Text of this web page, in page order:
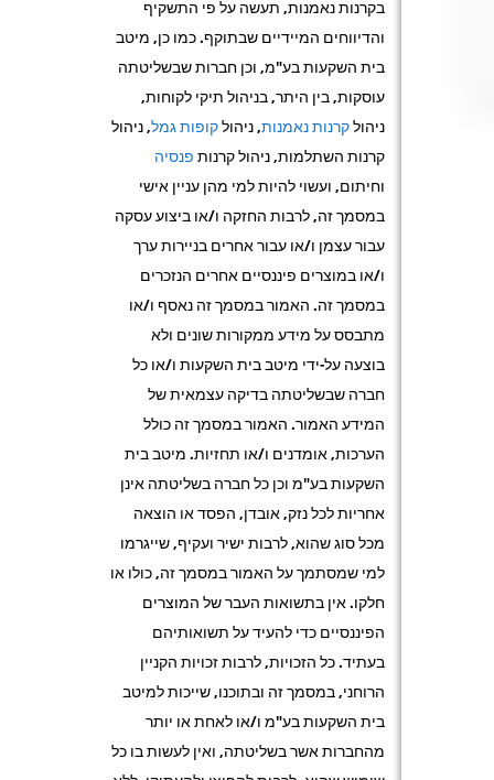
בקרנות נאמנות, תעשה על פי התשקיף
והדיווחים המיידיים שבתוקף. כמו כן, מיטב
בית השקעות בע"מ, וכן חברות שבשליטתה
עוסקות, בין היתר, בניהול תיקי לקוחות,
ניהולקרנות נאמנות, ניהולקופות גמל, ניהול
קרנות השתלמות, ניהול קרנות פנסיה
וחיתום, ועשוי להיות למי מהן עניין אישי
במסמך זה, לרבות החזקה ו/או ביצוע עסקה
עבור עצמן ו/או עבור אחרים בניירות ערך
ו/או במוצרים פיננסיים אחרים הנזכרים
במסמך זה. האמור במסמך זה נאסף ו/או
מתבסס על מידע ממקורות שונים ולא
בוצעה על-ידי מיטב בית השקעות ו/או כל
חברה שבשליטתה בדיקה עצמאית של
המידע האמור. האמור במסמך זה כולל
הערכות, אומדנים ו/או תחזיות. מיטב בית
השקעות בע"מ וכן כל חברה בשליטתה אינן
אחריות לכל נזק, אובדן, הפסד או הוצאה
מכל סוג שהוא, לרבות ישיר ועקיף, שייגרמו
למי שמסתמך על האמור במסמך זה, כולו או
חלקו. אין בתשואות העבר של המוצרים
הפיננסיים כדי להעיד על תשואותיהם
בעתיד. כל הזכויות, לרבות זכויות הקניין
הרוחני, במסמך זה ובתוכנו, שייכות למיטב
בית השקעות בע"מ ו/או לאחת או יותר
מהחברות אשר בשליטתה, ואין לעשות בו כל